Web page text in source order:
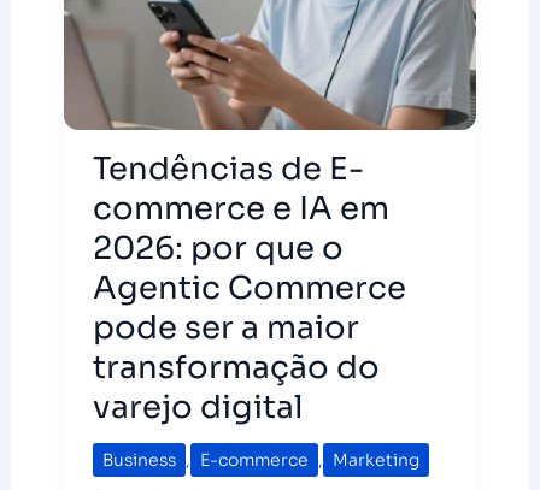
Tendências de E-
commerce e IA em
2026: por que o
Agentic Commerce
pode ser a maior
transformação do
varejo digital
Business , E-commerce , Marketing